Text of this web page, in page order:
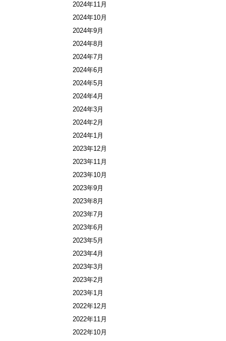
2024年11月
2024年10月
2024年9月
2024年8月
2024年7月
2024年6月
2024年5月
2024年4月
2024年3月
2024年2月
2024年1月
2023年12月
2023年11月
2023年10月
2023年9月
2023年8月
2023年7月
2023年6月
2023年5月
2023年4月
2023年3月
2023年2月
2023年1月
2022年12月
2022年11月
2022年10月